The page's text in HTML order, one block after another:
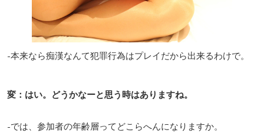
-本来なら痴漢なんて犯罪行為はプレイだから出来るわけで。
変：はい。どうかなーと思う時はありますね。
-では、参加者の年齢層ってどこらへんになりますか。